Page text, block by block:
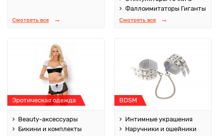
Смотреть все
Фаллоимитаторы Гиганты
Смотреть все
Эротическая одежда
Beauty-аксессуары
Бикини и комплекты
BDSM
Интимные украшения
Наручники и ошейники